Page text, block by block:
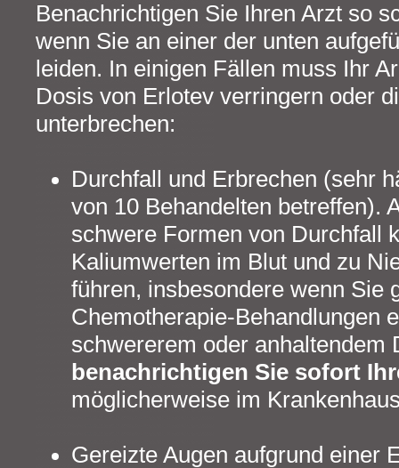
Benachrichtigen Sie Ihren Arzt so
wenn Sie an einer der unten
leiden. In einigen Fällen muss Ihr
Dosis von Erlotev verringern oder
unterbrechen:
Durchfall und Erbrechen (sehr
von 10 Behandelten betreffen).
schwere Formen von Durchfall
Kaliumwerten im Blut und zu
führen, insbesondere wenn Sie
Chemotherapie-Behandlungen
schwererem oder anhaltendem
benachrichtigen Sie sofort
möglicherweise im
Gereizte Augen aufgrund einer